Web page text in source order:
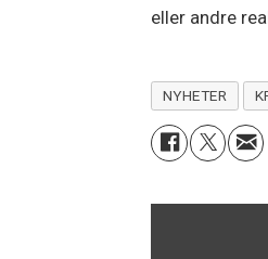
eller andre
NYHETER